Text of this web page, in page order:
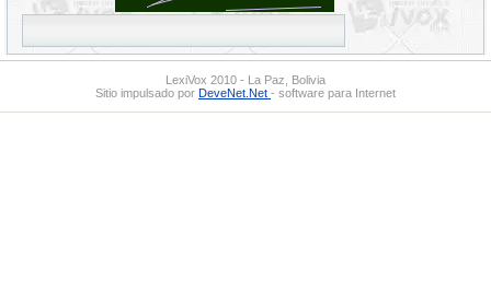
LexiVox 2010 - La Paz, Bolivia
Sitio impulsado por DeveNet.Net - software para Internet